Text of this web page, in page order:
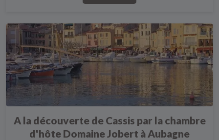
A la découverte de Cassis par la chambre
d'hôte Domaine Jobert à Aubagne